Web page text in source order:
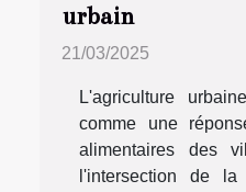
urbain
21/03/2025
L'agriculture
comme une
alimentaires des
l'intersection de